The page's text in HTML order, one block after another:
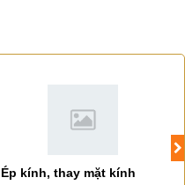
Ép kính, thay mặt kính